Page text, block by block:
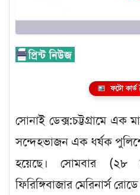
ফটো
সোনাই ডেক্স:চট্টগ্রামে এক
সন্দেহভাজন এক ধর্ষক
হয়েছে। সোমবার (২৮
ফিরিঙ্গিবাজার মেরিনার্স